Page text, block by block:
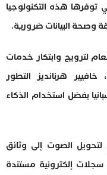
توفرها هذه التكنولوجيا
وصحة البيانات ضرورية.
لترويج وابتكار خدمات
خافيير هرنانديز التطور
بفضل استخدام الذكاء
الصوت إلى وثائق
إلكترونية مستندة